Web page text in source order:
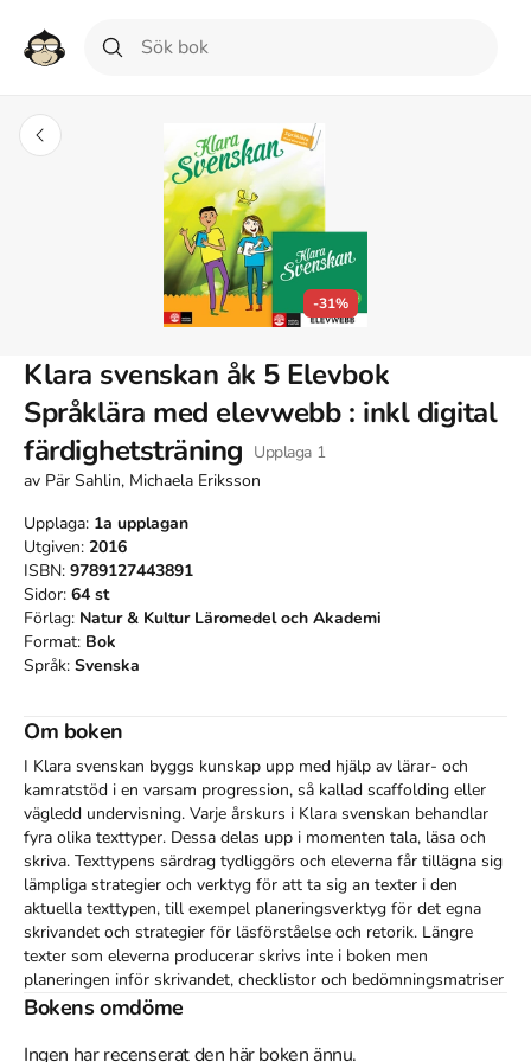
-31%
Klara svenskan åk 5 Elevbok
Språklära med elevwebb : inkl digital
färdighetsträning Upplaga 1
av Pär Sahlin, Michaela Eriksson
Upplaga: 1a upplagan
Utgiven: 2016
ISBN: 9789127443891
Sidor: 64 st
Förlag: Natur & Kultur Läromedel och Akademi
Format: Bok
Språk: Svenska
Om boken
I Klara svenskan byggs kunskap upp med hjälp av lärar- och
kamratstöd i en varsam progression, så kallad scaffolding eller
vägledd undervisning. Varje årskurs i Klara svenskan behandlar
fyra olika texttyper. Dessa delas upp i momenten tala, läsa och
skriva. Texttypens särdrag tydliggörs och eleverna får tillägna sig
lämpliga strategier och verktyg för att ta sig an texter i den
aktuella texttypen, till exempel planeringsverktyg för det egna
skrivandet och strategier för läsförståelse och retorik. Längre
texter som eleverna producerar skrivs inte i boken men
planeringen inför skrivandet, checklistor och bedömningsmatriser
under skrivandet samt utvärdering efter skrivandet samlas i
Bokens omdöme
Ingen har recenserat den här boken ännu.